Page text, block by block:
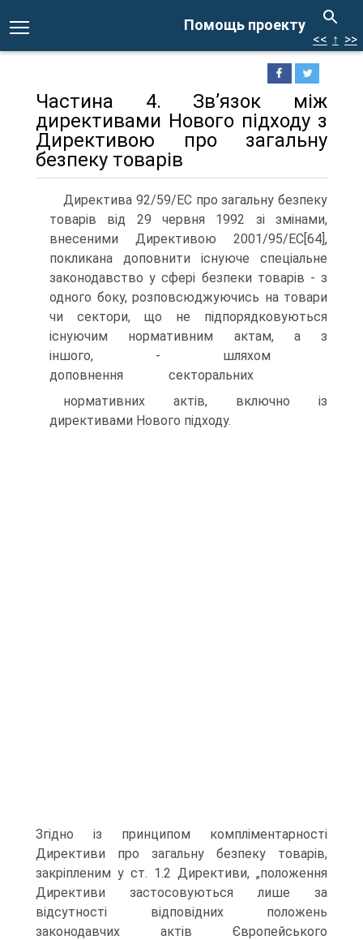
Помощь проекту
<< ↑ >>
Частина 4. Зв’язок між
директивами Нового підходу з
Директивою про загальну
безпеку товарів
Директива 92/59/ЕС про загальну безпеку
товарів від 29 червня 1992 зі змінами,
внесеними Директивою 2001/95/ЕС[64],
покликана доповнити існуюче спеціальне
законодавство у сфері безпеки товарів - з
одного боку, розповсюджуючись на товари
чи сектори, що не підпорядковуються
існуючим нормативним актам, а з
іншого, - шляхом
доповнення секторальних
нормативних актів, включно із
директивами Нового підходу.
Згідно із принципом компліментарності
Директиви про загальну безпеку товарів,
закріпленим у ст. 1.2 Директиви, „положення
Директиви застосовуються лише за
відсутності відповідних положень
законодавчих актів Європейського